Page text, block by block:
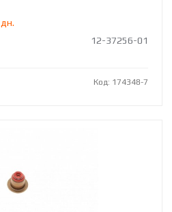
12-37256-01
Код: 174348-7